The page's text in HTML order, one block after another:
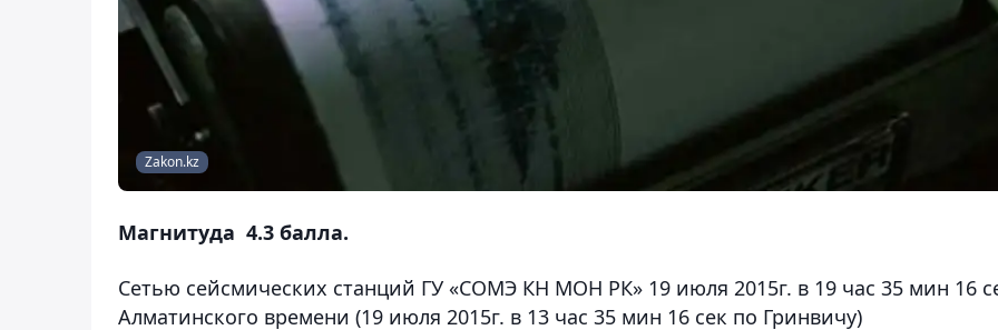
Zakon.kz
Магнитуда 4.3 балла.
Сетью сейсмических станций ГУ «СОМЭ КН МОН РК» 19 июля 2015г. в 19 час 35 мин 16
Алматинского времени (19 июля 2015г. в 13 час 35 мин 16 сек по Гринвичу)